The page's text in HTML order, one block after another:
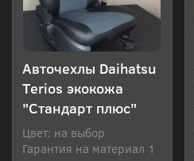
Авточехлы Daihatsu
Terios экокожа
"Стандарт плюс"
Цвет: на выбор
Гарантия на материал 1